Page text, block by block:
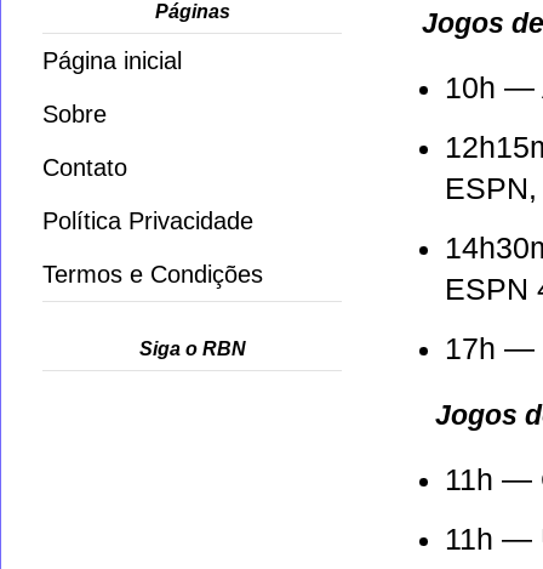
Jogos
10h —
ESPN
17h —
Jogos
11h —
11h —
Páginas
Página inicial
Sobre
Contato
Política Privacidade
Termos e Condições
Siga o RBN